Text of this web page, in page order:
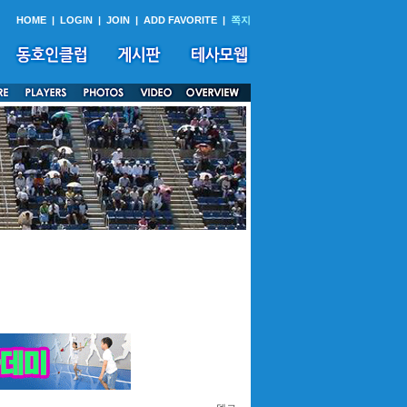
HOME | LOGIN | JOIN | ADD FAVORITE | 쪽지